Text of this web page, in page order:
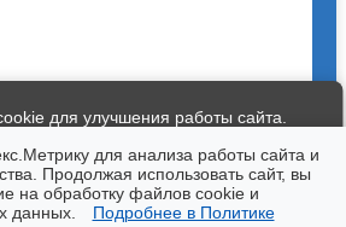
для анализа работы сайта и
Продолжая использовать сайт, вы
на обработку файлов cookie и
данных.
Подробнее в Политике
для улучшения работы сайта.
конфиденциальности
Принять